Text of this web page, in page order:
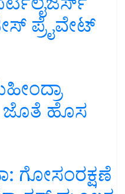
ಪ್ರೈವೇಟ್
ಜೊತೆ ಹೊಸ
ಗೋಸಂರಕ್ಷಣೆ